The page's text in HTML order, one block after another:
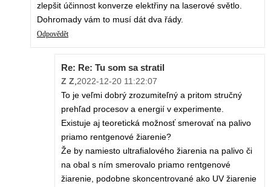
zlepšit účinnost konverze elektřiny na laserové světlo.
Dohromady vám to musí dát dva řády.
Odpovědět
Re: Re: Tu som sa stratil
Z Z 2022-12-20 11:22:07
To je veľmi dobrý zrozumiteľný a pritom stručný
prehľad procesov a energií v experimente.
Existuje aj teoretická možnosť smerovať na palivo
priamo rentgenové žiarenie?
Že by namiesto ultrafialového žiarenia na palivo či
na obal s ním smerovalo priamo rentgenové
žiarenie, podobne skoncentrované ako UV žiarenie